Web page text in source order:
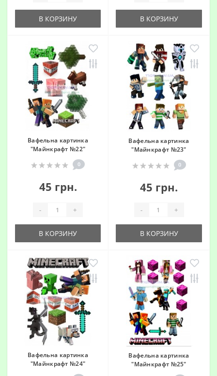
В КОРЗИНУ В КОРЗИНУ
Вафельна картинка
"Майнкрафт №22"
0
45 грн.
- +
В КОРЗИНУ
Вафельна картинка
"Майнкрафт №23"
0
45 грн.
- +
В КОРЗИНУ
Вафельна картинка
"Майнкрафт №24"
Вафельна картинка
"Майнкрафт №25"